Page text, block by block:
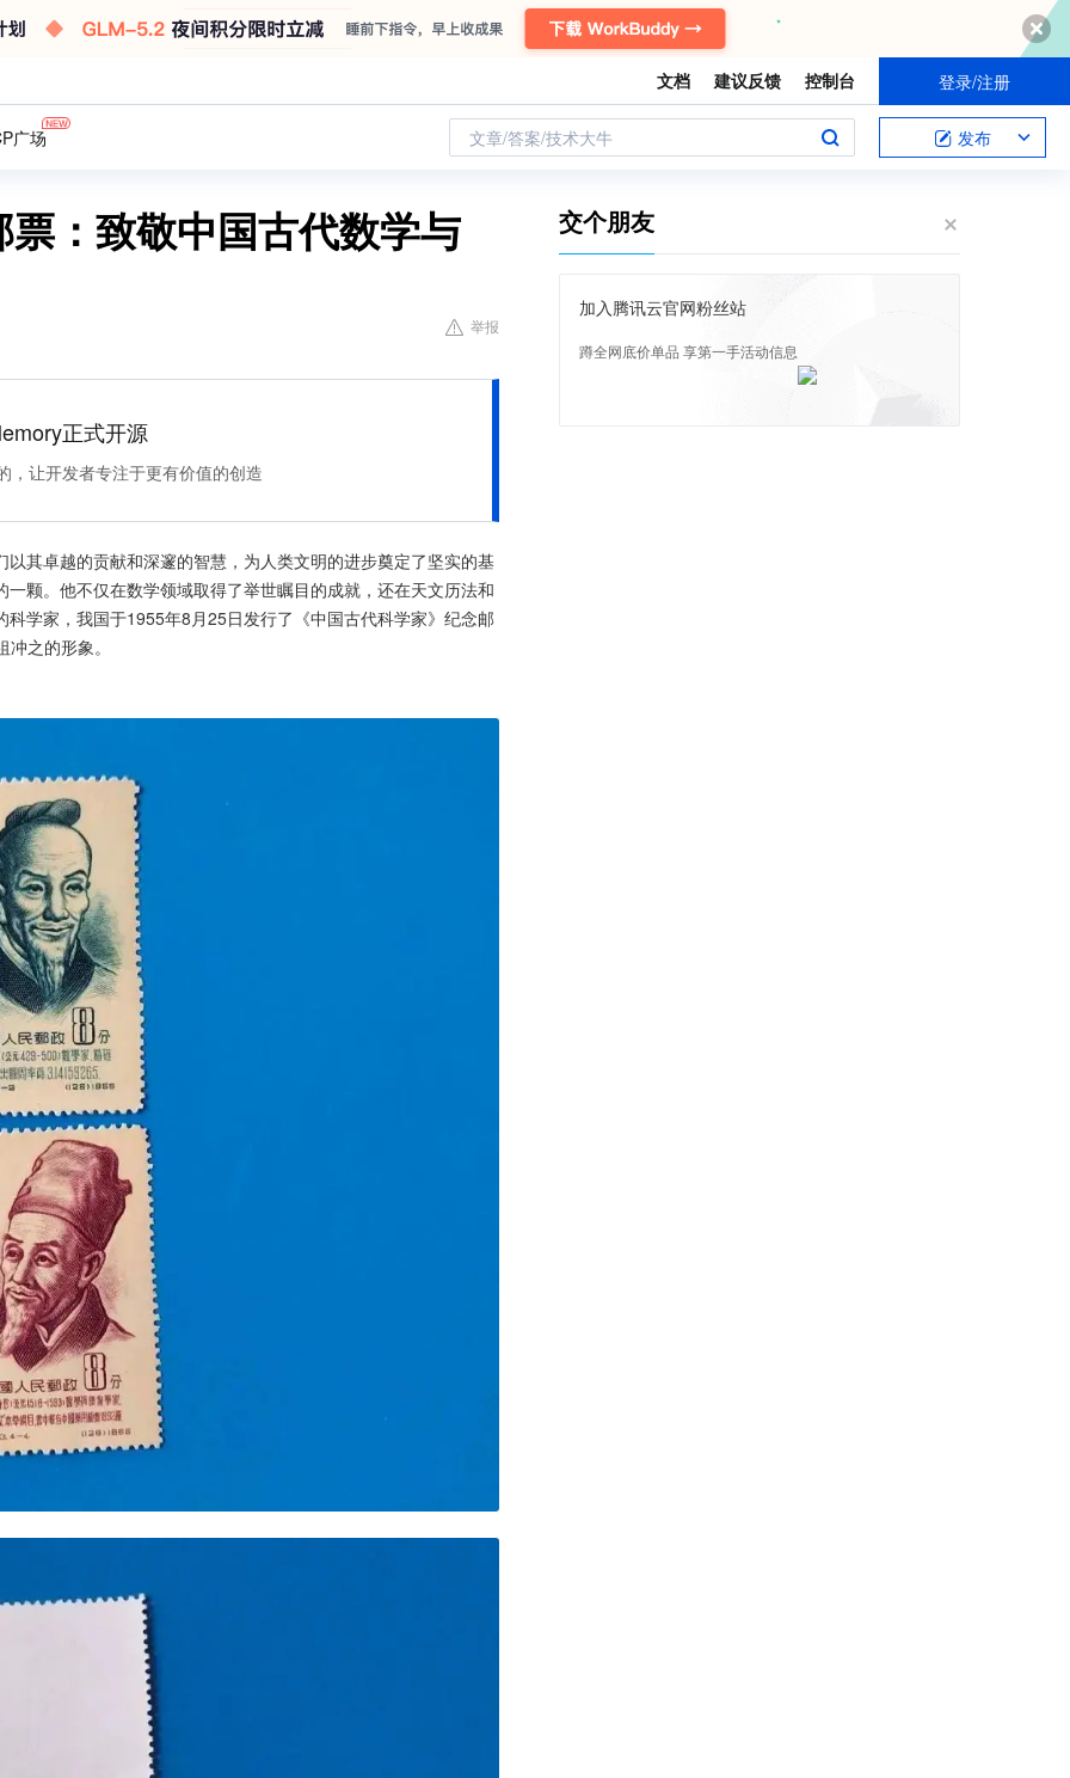
文档 建议反馈 控制台 登录/注册
广场 文章/答案/技术大牛 发布
：致敬中国古代数学与
举报
正式开源
，让开发者专注于更有价值的创造
其卓越的贡献和深邃的智慧，为人类文明的进步奠定了坚实的基
颗。他不仅在数学领域取得了举世瞩目的成就，还在天文历法和
学家，我国于1955年8月25日发行了《中国古代科学家》纪念邮
之的形象。
交个朋友
加入腾讯云官网粉丝站
蹲全网底价单品 享第一手活动信息